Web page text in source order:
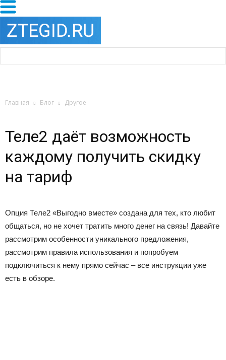
Главная Блог Другое
Теле2 даёт возможность
каждому получить скидку
на тариф
Опция Теле2 «Выгодно вместе» создана для тех, кто любит
общаться, но не хочет тратить много денег на связь! Давайте
рассмотрим особенности уникального предложения,
рассмотрим правила использования и попробуем
подключиться к нему прямо сейчас – все инструкции уже
есть в обзоре.